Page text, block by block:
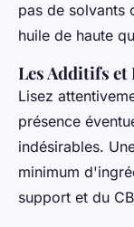
pas de solvants
huile de haute
Les Additifs
Lisez
présence
indésirables.
minimum
support et du